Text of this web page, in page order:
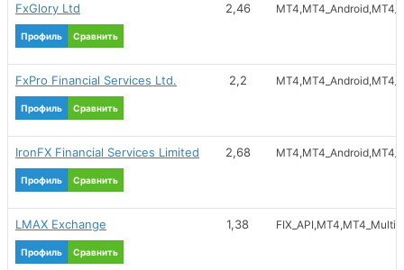
FxGlory Ltd
Профиль Сравнить
2,46 MT4 MT4_Android
FxPro Financial Services Ltd.
Профиль Сравнить
2,2 MT4 MT4_Android
IronFX Financial Services Limited
Профиль Сравнить
2,68 MT4 MT4_Android
LMAX Exchange
Профиль Сравнить
1,38 FIX_API MT4